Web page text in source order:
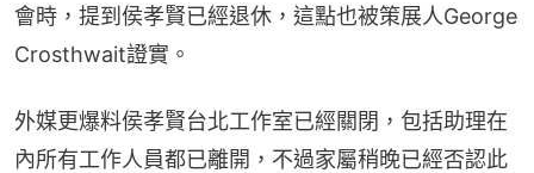
會時，提到侯孝賢已經退休，這點也被策展人George
Crosthwait證實。
外媒更爆料侯孝賢台北工作室已經關閉，包括助理在
內所有工作人員都已離開，不過家屬稍晚已經否認此